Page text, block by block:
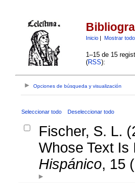
Inicio| Mostrar todo
1–15 de 15
(RSS):
Opciones de búsqueda y visualización
Seleccionar todo Deseleccionar todo
Fischer, S. L.
Whose Text Is
Hispánico, 15